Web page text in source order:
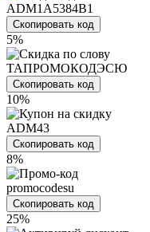
ADM1A5384B1
Скопировать код
5%
ТАПРОМОКОДЭСЮ
Скопировать код
10%
ADM43
Скопировать код
8%
promocodesu
Скопировать код
25%